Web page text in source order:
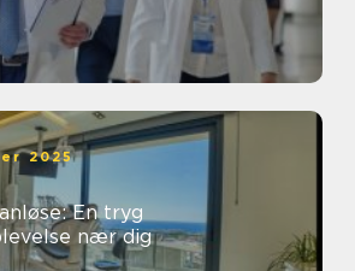
2025
En tryg
nær dig